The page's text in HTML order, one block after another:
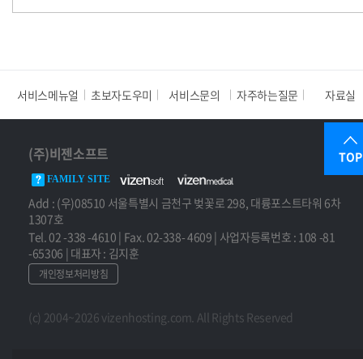
서비스메뉴얼 초보자도우미 서비스문의 자주하는질문 자료실
TOP
(주)비젠소프트
FAMILY SITE
Add : (우)08510 서울특별시 금천구 벚꽃로 298, 대륭포스트타워 6차
1307호
Tel. 02 -338 -4610 | Fax. 02-338- 4609 | 사업자등록번호 : 108 -81
-65306 | 대표자 : 김지훈
개인정보처리방침
(c) 2004~2026 vizenhosting.com. All Rights Reserved